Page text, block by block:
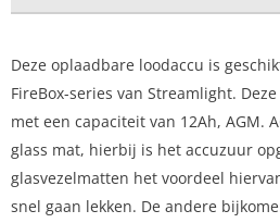
Deze oplaadbare loodaccu is
FireBox-series van Streamlight.
met een capaciteit van 12Ah, AGM.
glass mat, hierbij is het accuzuur
glasvezelmatten het voordeel
snel gaan lekken. De andere